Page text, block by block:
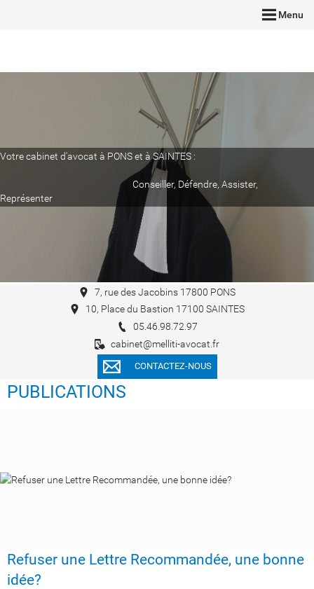
Menu
Votre cabinet d'avocat à PONS et à SAINTES :
Conseiller, Défendre, Assister,
Représenter
7, rue des Jacobins 17800 PONS
10, Place du Bastion 17100 SAINTES
05.46.98.72.97
cabinet@melliti-avocat.fr
CONTACTEZ-NOUS
PUBLICATIONS
Refuser une Lettre Recommandée, une bonne
idée?